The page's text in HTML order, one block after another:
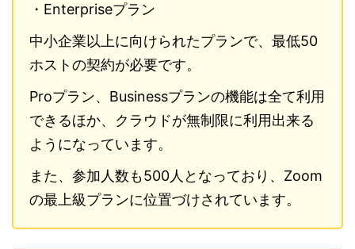
・Enterpriseプラン
中小企業以上に向けられたプランで、最低50
ホストの契約が必要です。
Proプラン、Businessプランの機能は全て利用
できるほか、クラウドが無制限に利用出来る
ようになっています。
また、参加人数も500人となっており、Zoom
の最上級プランに位置づけされています。